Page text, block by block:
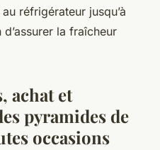
réfrigérateur jusqu’à
d’assurer la fraîcheur
achat et
pyramides de
occasions